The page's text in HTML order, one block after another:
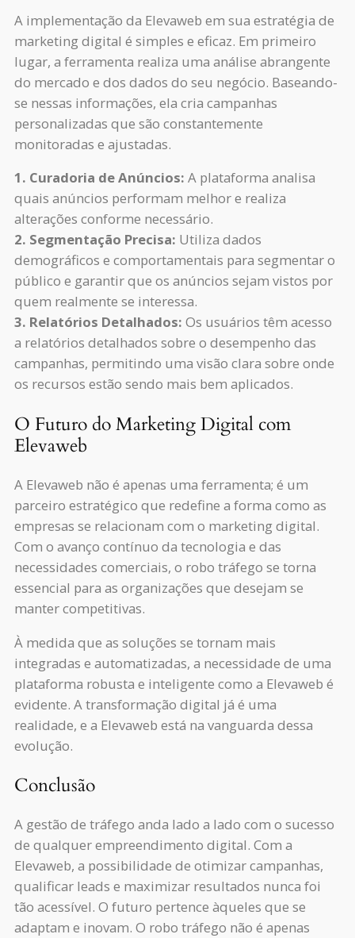
A implementação da Elevaweb em sua estratégia de
marketing digital é simples e eficaz. Em primeiro
lugar, a ferramenta realiza uma análise abrangente
do mercado e dos dados do seu negócio. Baseando-
se nessas informações, ela cria campanhas
personalizadas que são constantemente
monitoradas e ajustadas.
1. Curadoria de Anúncios: A plataforma analisa
quais anúncios performam melhor e realiza
alterações conforme necessário.
2. Segmentação Precisa: Utiliza dados
demográficos e comportamentais para segmentar o
público e garantir que os anúncios sejam vistos por
quem realmente se interessa.
3. Relatórios Detalhados: Os usuários têm acesso
a relatórios detalhados sobre o desempenho das
campanhas, permitindo uma visão clara sobre onde
os recursos estão sendo mais bem aplicados.
O Futuro do Marketing Digital com
Elevaweb
A Elevaweb não é apenas uma ferramenta; é um
parceiro estratégico que redefine a forma como as
empresas se relacionam com o marketing digital.
Com o avanço contínuo da tecnologia e das
necessidades comerciais, o robo tráfego se torna
essencial para as organizações que desejam se
manter competitivas.
À medida que as soluções se tornam mais
integradas e automatizadas, a necessidade de uma
plataforma robusta e inteligente como a Elevaweb é
evidente. A transformação digital já é uma
realidade, e a Elevaweb está na vanguarda dessa
evolução.
Conclusão
A gestão de tráfego anda lado a lado com o sucesso
de qualquer empreendimento digital. Com a
Elevaweb, a possibilidade de otimizar campanhas,
qualificar leads e maximizar resultados nunca foi
tão acessível. O futuro pertence àqueles que se
adaptam e inovam. O robo tráfego não é apenas